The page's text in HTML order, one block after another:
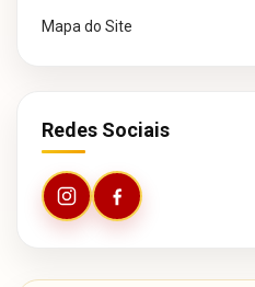
Mapa do Site
Redes Sociais